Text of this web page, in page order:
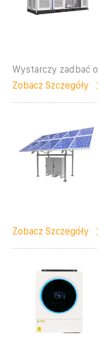
Wystarczy zadbać o
Zobacz Szczegóły
Zobacz Szczegóły